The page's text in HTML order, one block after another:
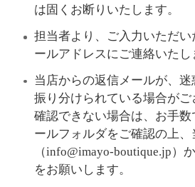
は固くお断りいたします。
担当者より、ご入力いただい
ールアドレスにご連絡いたし
当店からの返信メールが、
振り分けられている場合が
確認できない場合は、お手数
ールフォルダをご確認の上
（info@imayo-boutique.jp）
をお願いします。